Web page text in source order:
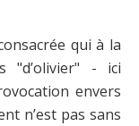
qui à la
- ici
envers
n’est pas sans